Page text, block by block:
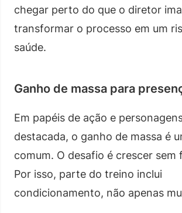
chegar perto do que o diretor
transformar o processo em um
saúde.
Ganho de massa para
Em papéis de ação e
destacada, o ganho de massa é
comum. O desafio é crescer sem
Por isso, parte do treino inclui
condicionamento, não apenas